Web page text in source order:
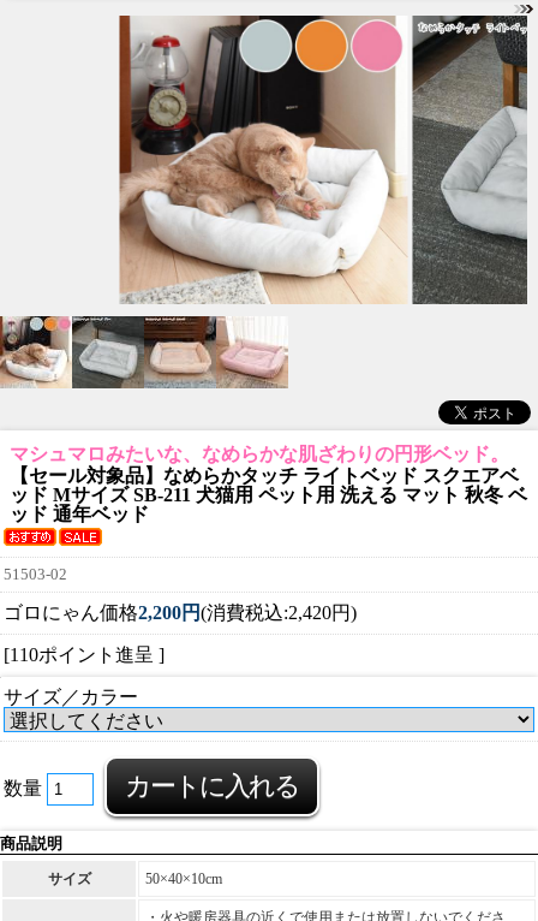
マシュマロみたいな、なめらかな肌ざわりの円形ベッド。
【セール対象品】なめらかタッチ ライトベッド スクエアベ
ッド Mサイズ SB-211 犬猫用 ペット用 洗える マット 秋冬 ベ
ッド 通年ベッド
51503-02
ゴロにゃん価格2,200円(消費税込:2,420円)
[110ポイント進呈 ]
サイズ／カラー
数量
商品説明
サイズ 50×40×10cm
・火や暖房器具の近くで使用または放置しないでくださ